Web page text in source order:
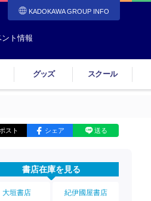
KADOKAWA GROUP INFO
ント情報
グッズ スクール
ポスト シェア 送る
書店在庫を見る
大垣書店 紀伊國屋書店